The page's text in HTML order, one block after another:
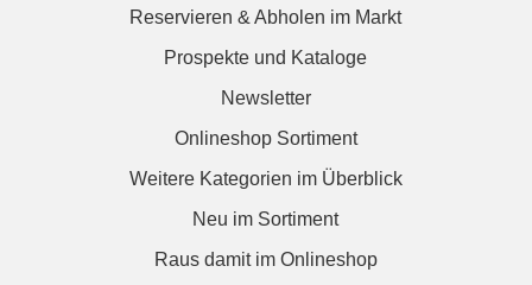
Reservieren & Abholen im Markt
Prospekte und Kataloge
Newsletter
Onlineshop Sortiment
Weitere Kategorien im Überblick
Neu im Sortiment
Raus damit im Onlineshop